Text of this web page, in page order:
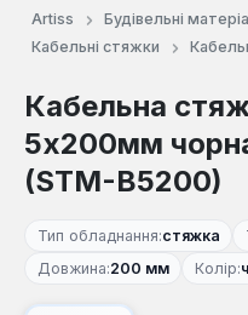
Artiss Будівельні
Кабельні стяжки
Кабельна
5х200мм
(STM-B5200)
Тип обладнання:стяжка
Довжина:200 мм Колір: